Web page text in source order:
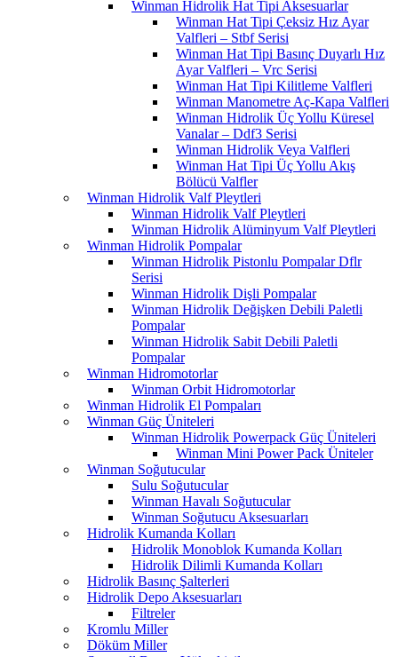
Winman Hidrolik Hat Tipi Aksesuarlar
Winman Hat Tipi Çeksiz Hız Ayar
Valfleri – Stbf Serisi
Winman Hat Tipi Basınç Duyarlı Hız
Ayar Valfleri – Vrc Serisi
Winman Hat Tipi Kilitleme Valfleri
Winman Manometre Aç-Kapa Valfleri
Winman Hidrolik Üç Yollu Küresel
Vanalar – Ddf3 Serisi
Winman Hidrolik Veya Valfleri
Winman Hat Tipi Üç Yollu Akış
Bölücü Valfler
Winman Hidrolik Valf Pleytleri
Winman Hidrolik Valf Pleytleri
Winman Hidrolik Alüminyum Valf Pleytleri
Winman Hidrolik Pompalar
Winman Hidrolik Pistonlu Pompalar Dflr
Serisi
Winman Hidrolik Dişli Pompalar
Winman Hidrolik Değişken Debili Paletli
Pompalar
Winman Hidrolik Sabit Debili Paletli
Pompalar
Winman Hidromotorlar
Winman Orbit Hidromotorlar
Winman Hidrolik El Pompaları
Winman Güç Üniteleri
Winman Hidrolik Powerpack Güç Üniteleri
Winman Mini Power Pack Üniteler
Winman Soğutucular
Sulu Soğutucular
Winman Havalı Soğutucular
Winman Soğutucu Aksesuarları
Hidrolik Kumanda Kolları
Hidrolik Monoblok Kumanda Kolları
Hidrolik Dilimli Kumanda Kolları
Hidrolik Basınç Şalterleri
Hidrolik Depo Aksesuarları
Filtreler
Kromlu Miller
Döküm Miller